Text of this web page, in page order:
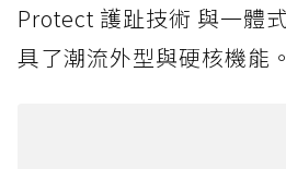
Protect 護趾技術 與一體
具了潮流外型與硬核機能。